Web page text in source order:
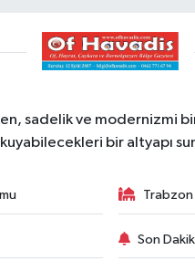
sadelik ve modernizmi
bir altyapı
Trabzon
Son